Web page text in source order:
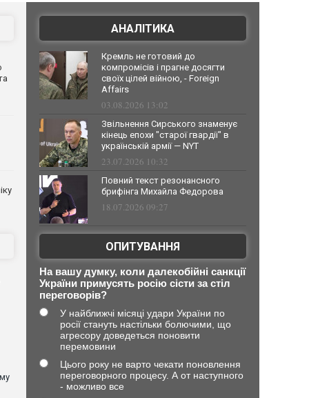
АНАЛІТИКА
Кремль не готовий до
компромісів і прагне досягти
своїх цілей війною, - Foreign
Affairs
03.08.2026 13:02
Звільнення Сирського знаменує
кінець епохи "старої гвардії" в
українській армії — NYT
23.07.2026 10:32
Повний текст резонансного
брифінга Михайла Федорова
18.07.2026 09:27
ОПИТУВАННЯ
На вашу думку, коли далекобійні санкції
України примусять росію сісти за стіл
переговорів?
У найближчі місяці удари України по
росії стануть настільки болючими, що
агресору доведеться поновити
перемовини
Цього року не варто чекати поновлення
переговорного процесу. А от наступного
- можливо все